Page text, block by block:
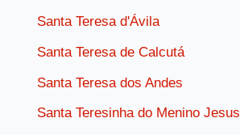
Santa Teresa d'Ávila
Santa Teresa de Calcutá
Santa Teresa dos Andes
Santa Teresinha do Menino Jesus